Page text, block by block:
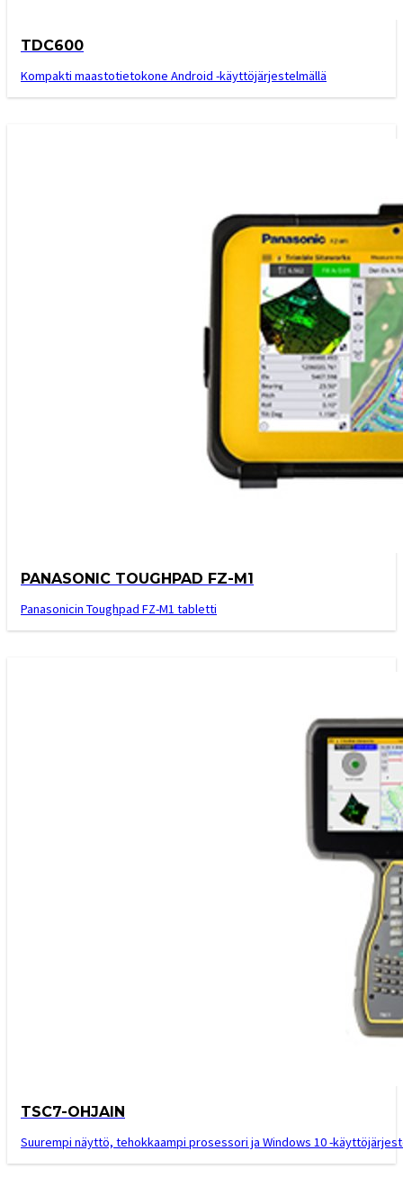
TDC600
Kompakti maastotietokone Android -käyttöjärjestelmällä
PANASONIC TOUGHPAD FZ-M1
Panasonicin Toughpad FZ-M1 tabletti
TSC7-OHJAIN
Suurempi näyttö, tehokkaampi prosessori ja Windows 10 -